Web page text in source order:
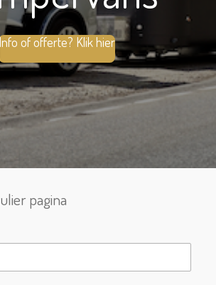
of offerte? Klik hier
pagina